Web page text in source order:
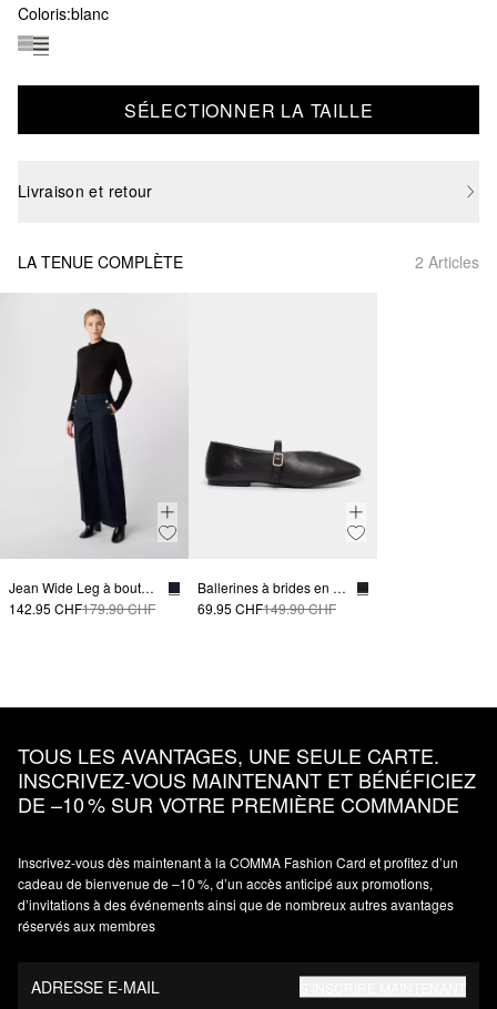
Coloris:blanc
SÉLECTIONNER LA TAILLE
Livraison et retour
LA TENUE COMPLÈTE 2 Articles
Jean Wide Leg à boutons décoratifs
142.95 CHF179.90 CHF
Ballerines à brides en cuir lisse
69.95 CHF149.90 CHF
TOUS LES AVANTAGES, UNE SEULE CARTE.
INSCRIVEZ‑VOUS MAINTENANT ET BÉNÉFICIEZ
DE –10 % SUR VOTRE PREMIÈRE COMMANDE
Inscrivez‑vous dès maintenant à la COMMA Fashion Card et profitez d’un
cadeau de bienvenue de –10 %, d’un accès anticipé aux promotions,
d’invitations à des événements ainsi que de nombreux autres avantages
réservés aux membres
ADRESSE E-MAIL